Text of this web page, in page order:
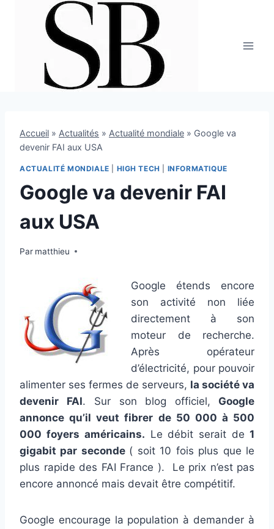
Accueil » Actualités » Actualité mondiale » Google va
devenir FAI aux USA
ACTUALITÉ MONDIALE HIGH TECH INFORMATIQUE
Google va devenir FAI
aux USA
Par matthieu
16 février 2010
Google étends encore
son activité non liée
directement à son
moteur de recherche.
Après opérateur
d’électricité, pour pouvoir
alimenter ses fermes de serveurs, la société va
devenir FAI. Sur son blog officiel, Google
annonce qu’il veut fibrer de 50 000 à 500
000 foyers américains. Le débit serait de 1
gigabit par seconde ( soit 10 fois plus que le
plus rapide des FAI France ). Le prix n’est pas
encore annoncé mais devait être compétitif.
Google encourage la population à demander à